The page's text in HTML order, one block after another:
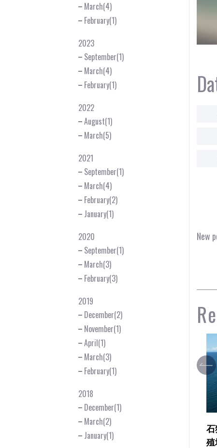
New
石狩湾周辺地区余市浜中増
殖場造成工事
March(4)
February(1)
2023
September(1)
March(4)
February(1)
2022
August(1)
March(5)
2021
September(1)
March(4)
February(2)
January(1)
2020
September(1)
March(3)
February(3)
2019
December(2)
November(1)
April(1)
March(3)
February(1)
2018
December(1)
March(2)
January(1)